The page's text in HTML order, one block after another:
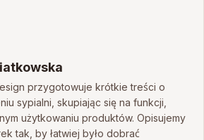
przygotowuje krótkie treści o
sypialni, skupiając się na funkcji,
użytkowaniu produktów. Opisujemy
tak, by łatwiej było dobrać